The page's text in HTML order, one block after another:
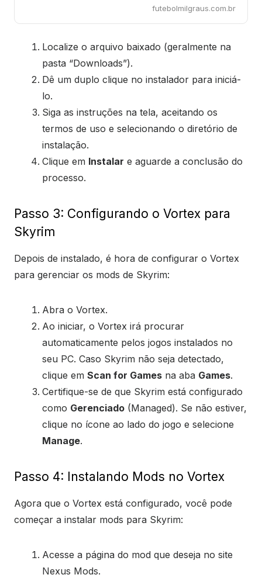
futebolmilgraus.com.br
Localize o arquivo baixado (geralmente na
pasta “Downloads”).
Dê um duplo clique no instalador para iniciá-
lo.
Siga as instruções na tela, aceitando os
termos de uso e selecionando o diretório de
instalação.
Clique em Instalar e aguarde a conclusão do
processo.
Passo 3: Configurando o Vortex para
Skyrim
Depois de instalado, é hora de configurar o Vortex
para gerenciar os mods de Skyrim:
Abra o Vortex.
Ao iniciar, o Vortex irá procurar
automaticamente pelos jogos instalados no
seu PC. Caso Skyrim não seja detectado,
clique em Scan for Games na aba Games.
Certifique-se de que Skyrim está configurado
como Gerenciado (Managed). Se não estiver,
clique no ícone ao lado do jogo e selecione
Manage.
Passo 4: Instalando Mods no Vortex
Agora que o Vortex está configurado, você pode
começar a instalar mods para Skyrim:
Acesse a página do mod que deseja no site
Nexus Mods.